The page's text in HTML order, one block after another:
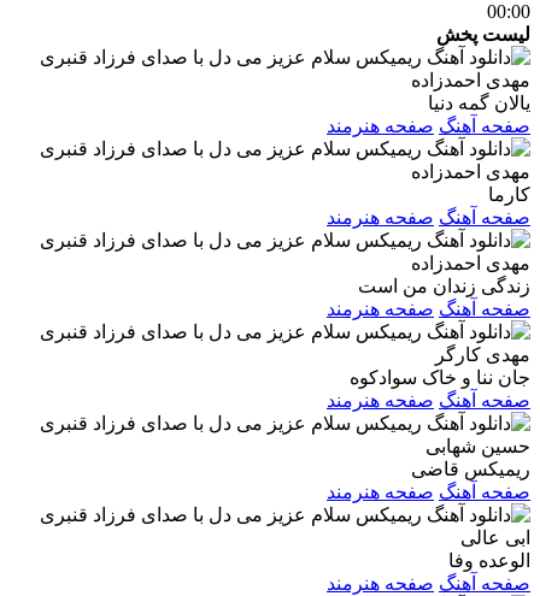
00:00
لیست پخش
مهدی احمدزاده
یالان گمه دنیا
صفحه آهنگ صفحه هنرمند
مهدی احمدزاده
کارما
صفحه آهنگ صفحه هنرمند
مهدی احمدزاده
زندگی زندان من است
صفحه آهنگ صفحه هنرمند
مهدی کارگر
جان ننا و خاک سوادکوه
صفحه آهنگ صفحه هنرمند
حسین شهابی
ریمیکس قاضی
صفحه آهنگ صفحه هنرمند
ابی عالی
الوعده وفا
صفحه آهنگ صفحه هنرمند